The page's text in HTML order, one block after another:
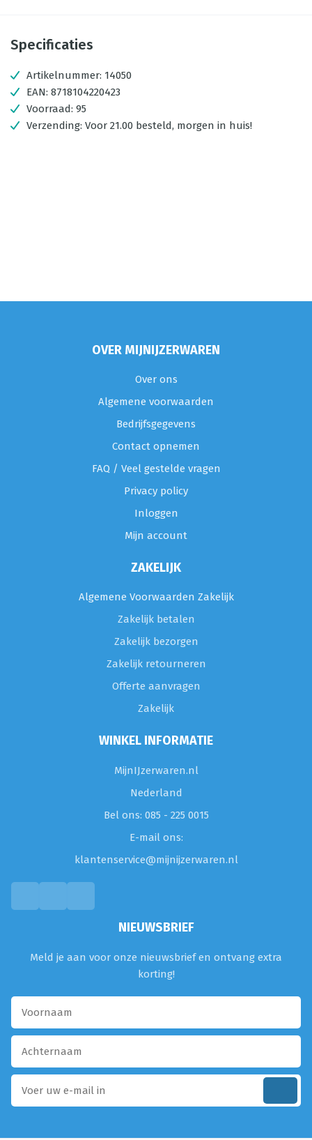
Specificaties
Artikelnummer: 14050
EAN: 8718104220423
Voorraad: 95
Verzending: Voor 21.00 besteld, morgen in huis!
OVER MIJNIJZERWAREN
Over ons
Algemene voorwaarden
Bedrijfsgegevens
Contact opnemen
FAQ / Veel gestelde vragen
Privacy policy
Inloggen
Mijn account
ZAKELIJK
Algemene Voorwaarden Zakelijk
Zakelijk betalen
Zakelijk bezorgen
Zakelijk retourneren
Offerte aanvragen
Zakelijk
WINKEL INFORMATIE
MijnIJzerwaren.nl
Nederland
Bel ons: 085 - 225 0015
E-mail ons:
klantenservice@mijnijzerwaren.nl
NIEUWSBRIEF
Meld je aan voor onze nieuwsbrief en ontvang extra
korting!